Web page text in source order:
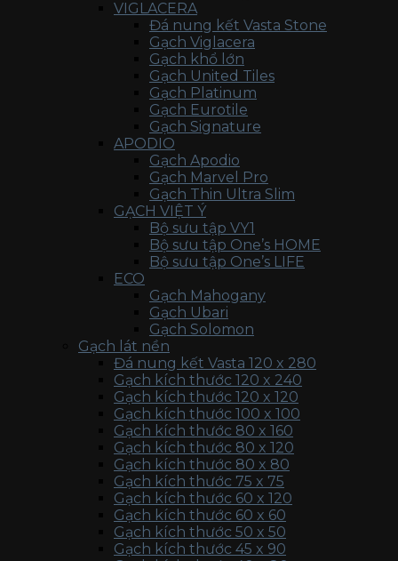
VIGLACERA
Đá nung kết Vasta Stone
Gạch Viglacera
Gạch khổ lớn
Gạch United Tiles
Gạch Platinum
Gạch Eurotile
Gạch Signature
APODIO
Gạch Apodio
Gạch Marvel Pro
Gạch Thin Ultra Slim
GẠCH VIỆT Ý
Bộ sưu tập VY1
Bộ sưu tập One’s HOME
Bộ sưu tập One’s LIFE
ECO
Gạch Mahogany
Gạch Ubari
Gạch Solomon
Gạch lát nền
Đá nung kết Vasta 120 x 280
Gạch kích thước 120 x 240
Gạch kích thước 120 x 120
Gạch kích thước 100 x 100
Gạch kích thước 80 x 160
Gạch kích thước 80 x 120
Gạch kích thước 80 x 80
Gạch kích thước 75 x 75
Gạch kích thước 60 x 120
Gạch kích thước 60 x 60
Gạch kích thước 50 x 50
Gạch kích thước 45 x 90